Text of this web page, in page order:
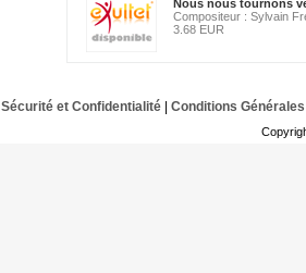
Nous nous tournons
Compositeur : Sylvain
3.68 EUR
Sécurité et Confidentialité| Conditions Générales